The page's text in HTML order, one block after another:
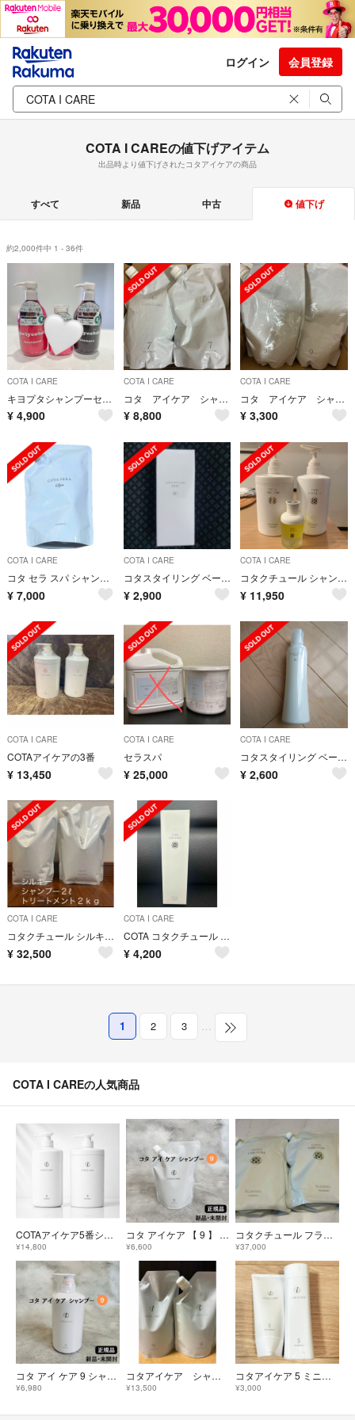
ログイン 会員登録
COTA I CAREの値下げアイテム
出品時より値下げされたコタアイケアの商品
すべて 新品 中古 値下げ
約2,000件中 1 - 36件
COTA I CARE
キヨプタシャンプーセット
¥ 4,900
COTA I CARE
コタ アイケア シャンプー トリートメント 7
¥ 8,800
COTA I CARE
コタ アイケア シャンプー トリートメント 9
¥ 3,300
COTA I CARE
コタ セラ スパ シャンプー 750ml 詰め替え用
¥ 7,000
COTA I CARE
コタスタイリング ベース B7
¥ 2,900
COTA I CARE
コタクチュール シャンプー トリートメント フランネル 600ml
¥ 11,950
COTA I CARE
COTAアイケアの3番
¥ 13,450
COTA I CARE
セラスパ
¥ 25,000
COTA I CARE
コタスタイリング ベース b1
¥ 2,600
COTA I CARE
コタクチュール シルキー シャンプー ２ℓトリートメント２ｋｇ 詰替
¥ 32,500
COTA I CARE
COTA コタクチュール シャンプー ベルベット 300ml
¥ 4,200
1 2 3 …
COTA I CAREの人気商品
COTAアイケア5番シャンプートリートメントセット
¥14,800
コタ アイケア 【 9 】 COTA i CARE シャンプー 詰め替え用 750mL【 正規品 】新品未開封 レフィル
¥6,600
コタクチュール フランネル シャンプー トリートメント2L 2kg 業務用 詰替
¥37,000
コタ アイ ケア 9 シャンプー 本体 ボトル 800mL【正規品】新品未開封
¥6,980
コタアイケア シャンプートリートメント
¥13,500
コタアイケア 5 ミニサイズ
¥3,000